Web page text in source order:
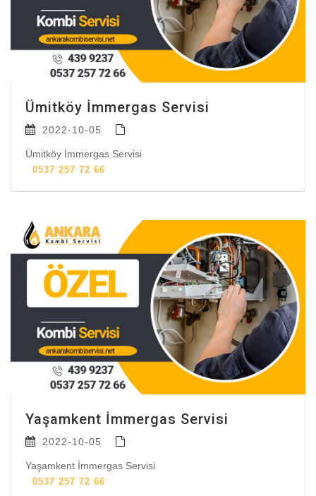
Ümitköy İmmergas Servisi
2022-10-05
Ümitköy İmmergas Servisi
0537 257 72 66
Yaşamkent İmmergas Servisi
2022-10-05
Yaşamkent İmmergas Servisi
0537 257 72 66